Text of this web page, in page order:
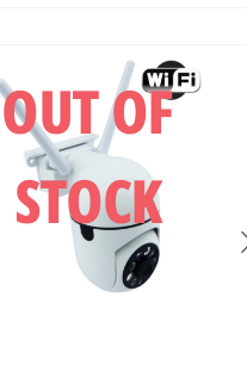
OUT OF
STOCK